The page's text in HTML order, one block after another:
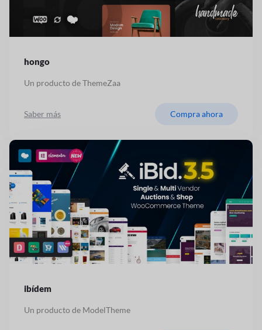
hongo
Un producto de ThemeZaa
Saber más Compra ahora
ibídem
Un producto de ModelTheme